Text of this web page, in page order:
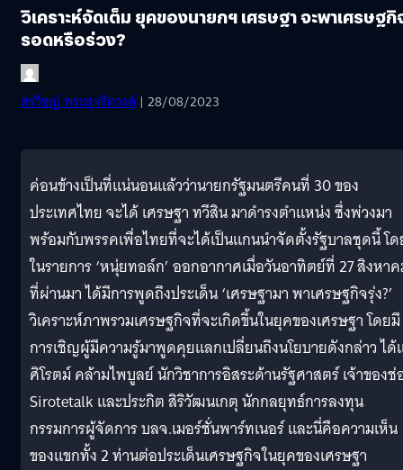
วิเคราะห์จัดเต็ม ยุคของนายกฯ เศรษฐา จะพาเศรษฐกิ
รอดหรือร่วง?
สรวิชญ์ พระสุจริตวงศ์ | 28/08/2023
ค่อนข้างเป็นที่แน่นอนแล้วว่านายกรัฐมนตรีคนที่ 30 ของ
ประเทศไทย จะได้ เศรษฐา ทวีสิน มาดำรงตำแหน่ง ซึ่งพ่วงมา
พร้อมกับพรรคเพื่อไทยที่จะได้เป็นแกนนำจัดตั้งรัฐบาลชุดนี้ โ
ในรายการ ‘หนุ่ยทอล์ก’ ออกอากาศเมื่อวันอาทิตย์ที่ 27 สิงหา
ที่ผ่านมา ได้มีการพูดถึงประเด็น ‘เศรษฐามา พาเศรษฐกิจรุ่ง?’
วิเคราะห์ภาพรวมเศรษฐกิจที่จะเกิดขึ้นในยุคของเศรษฐา โดยมี
การเชิญผู้มีความรู้มาพูดคุยแลกเปลี่ยนถึงนโยบายดังกล่าว ได้
ศิโรตม์ คล้ามไพบูลย์ นักวิชาการอิสระด้านรัฐศาสตร์ เจ้าของช่
Sirotetalk และประกิต สิริวัฒนเกตุ นักกลยุทธ์การลงทุน
กรรมการผู้จัดการ บลจ.เมอร์ชั่นพาร์ทเนอร์ และนี่คือความเห็น
ของแขกทั้ง 2 ท่านต่อประเด็นเศรษฐกิจในยุคของเศรษฐา